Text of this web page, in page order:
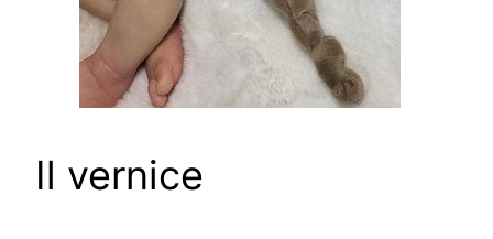
Il vernice